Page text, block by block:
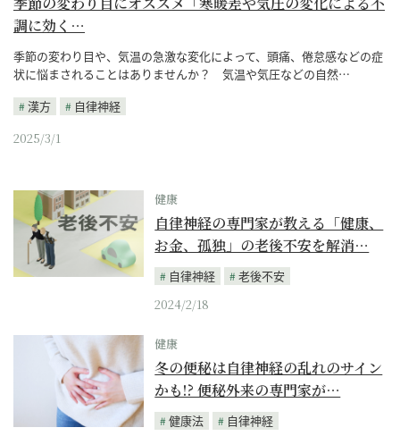
調に効く…
季節の変わり目や、気温の急激な変化によって、頭痛、倦怠感などの症
状に悩まされることはありませんか？ 気温や気圧などの自然…
漢方
自律神経
2025/3/1
健康
自律神経の専門家が教える「健康、
お金、孤独」の老後不安を解消…
自律神経
老後不安
2024/2/18
健康
冬の便秘は自律神経の乱れのサイン
かも!? 便秘外来の専門家が…
健康法
自律神経